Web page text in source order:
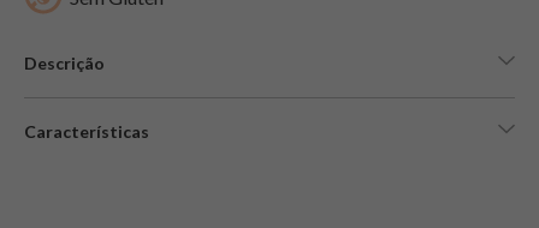
Descrição
Características